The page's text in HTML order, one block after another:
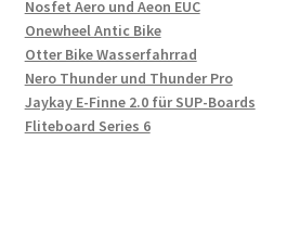
Nosfet Aero und Aeon EUC
Onewheel Antic Bike
Otter Bike Wasserfahrrad
Nero Thunder und Thunder Pro
Jaykay E-Finne 2.0 für SUP-Boards
Fliteboard Series 6